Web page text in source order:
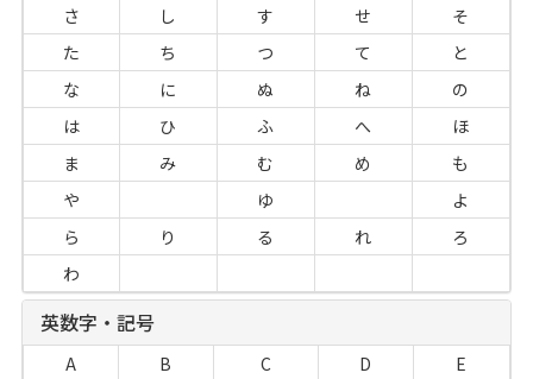
さ
し す せ
そ
た
ち つ て
と
な
に ぬ ね
の
は
ひ ふ へ
ほ
ま
み む め
も
や
ゆ
よ
ら
り る れ
ろ
わ
英数字・記号
A B C D
E